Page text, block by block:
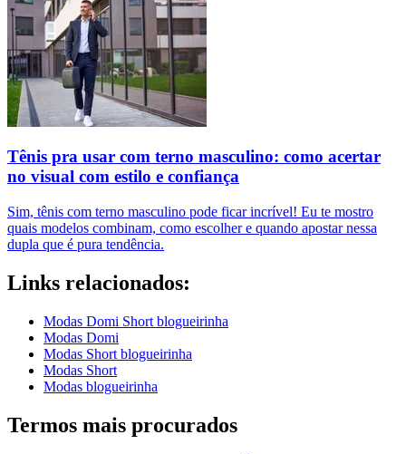
Tênis pra usar com terno masculino: como acertar
no visual com estilo e confiança
Sim, tênis com terno masculino pode ficar incrível! Eu te mostro
quais modelos combinam, como escolher e quando apostar nessa
dupla que é pura tendência.
Links relacionados:
Modas Domi Short blogueirinha
Modas Domi
Modas Short blogueirinha
Modas Short
Modas blogueirinha
Termos mais procurados